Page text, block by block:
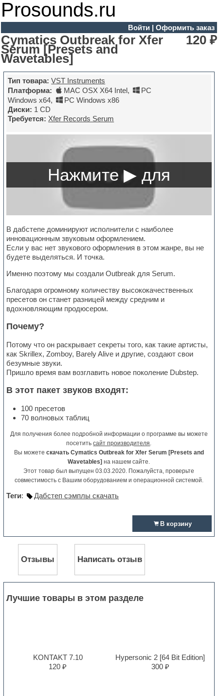
Prosounds.ru
Войти| Оформить заказ
Cymatics Outbreak for Xfer
Serum [Presets and
Wavetables]
120 ₽
Тип товара: VST Instruments
Платформа:
MAC OSX X64 Intel,
PC
Windows x64,
PC Windows x86
Диски: 1 CD
Требуется: Xfer Records Serum
В дабстепе доминируют исполнители с наиболее
инновационным звуковым оформлением.
Если у вас нет звукового оформления в этом жанре, вы не
будете выделяться. И точка.
Именно поэтому мы создали Outbreak для Serum.
Благодаря огромному количеству высококачественных
пресетов он станет разницей между средним и
вдохновляющим продюсером.
Почему?
Потому что он раскрывает секреты того, как такие артисты,
как Skrillex, Zomboy, Barely Alive и другие, создают свои
безумные звуки.
Пришло время вам возглавить новое поколение Dubstep.
В этот пакет звуков входят:
100 пресетов
70 волновых таблиц
Для получения более подробной информации о программе вы можете
посетитьсайт производителя.
Вы можете скачать Cymatics Outbreak for Xfer Serum [Presets and
Wavetables] на нашем сайте.
Этот товар был выпущен 03.03.2020. Пожалуйста, проверьте
совместимость с Вашим оборудованием и операционной системой.
Теги: Дабстеп сэмплы скачать
В корзину
Отзывы Написать отзыв
Лучшие товары в этом разделе
KONTAKT 7.10
120 ₽
Hypersonic 2 [64 Bit Edition]
300 ₽